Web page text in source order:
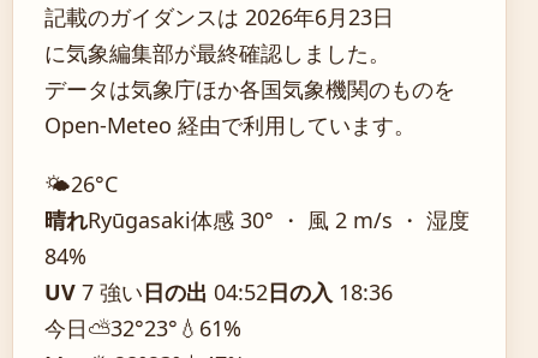
記載のガイダンスは 2026年6月23日
に気象編集部が最終確認しました。
データは気象庁ほか各国気象機関のものを
Open-Meteo 経由で利用しています。
🌤️26°C
晴れRyūgasaki体感 30° ・ 風 2 m/s ・ 湿度
84%
UV 7 強い日の出 04:52日の入 18:36
今日⛅32°23° 💧61%